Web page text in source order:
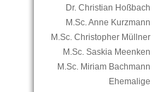
Dr. Christian Hoßbach
M.Sc. Anne Kurzmann
M.Sc. Christopher Müllner
M.Sc. Saskia Meenken
M.Sc. Miriam Bachmann
Ehemalige